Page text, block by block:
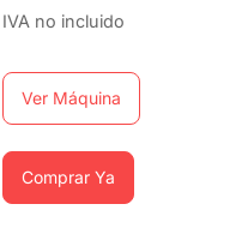
IVA no incluido
Ver Máquina
Comprar Ya